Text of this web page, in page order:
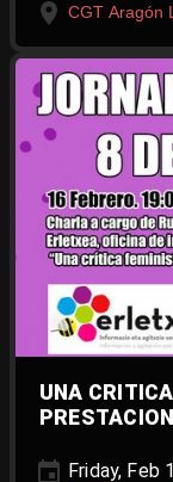
CGT Aragón
UNA
Friday, Feb